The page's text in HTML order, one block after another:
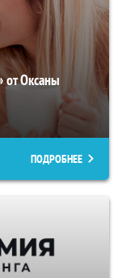
от Оксаны
ПОДРОБНЕЕ